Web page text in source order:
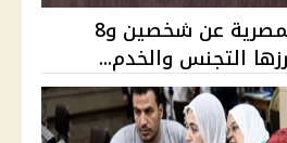
إسقاط الجنسية المصرية عن شخصين و8
التجنس والخدم...